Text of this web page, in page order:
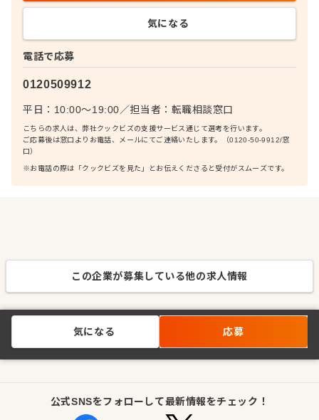
電話で応募
0120509912
平日：10:00〜19:00／担当者： 転職相談窓口
こちらの求人は、弊社クックビズの支援サービス通じて選考を行います。
ご応募後は窓口よりお電話、メールにてご連絡いたします。（0120-50-9912/窓
口）
※お電話の際は「クックビズを見た」とお伝えくださると受付がスムーズです。
気になる
この企業が募集している他の求人情報
気になる 応募
公式SNSをフォローして最新情報をチェック！